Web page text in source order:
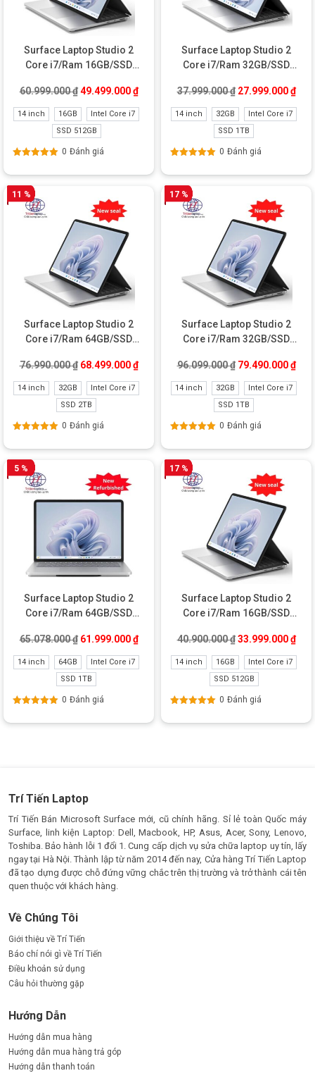
Surface Laptop Studio 2
Core i7/Ram 16GB/SSD
60.999.000₫ Giá gốc là: 60.999.000 ₫.
49.499.000₫Giá hiện tại là: 49.499.000 ₫.
14 inch 16GB
Intel Core i7
SSD 512GB
0 Đánh giá
Surface Laptop Studio 2
Core i7/Ram 32GB/SSD
37.999.000₫ Giá gốc là:
27.999.000₫Giá
14 inch 32GB
Intel Core i7
SSD 1TB
0 Đánh giá
11 %
Surface Laptop Studio 2
Core i7/Ram 64GB/SSD
76.990.000₫ Giá gốc là: 76.990.000 ₫.
68.499.000₫Giá hiện tại là: 68.499.000 ₫.
14 inch 32GB
Intel Core i7
SSD 2TB
0 Đánh giá
17 %
Surface Laptop Studio 2
Core i7/Ram 32GB/SSD
96.099.000₫ Giá gốc là:
79.490.000₫Giá
14 inch 32GB
Intel Core i7
SSD 1TB
0 Đánh giá
5 %
Surface Laptop Studio 2
Core i7/Ram 64GB/SSD
Refurbished
65.078.000₫ Giá gốc là: 65.078.000 ₫.
61.999.000₫Giá hiện tại là: 61.999.000 ₫.
14 inch 64GB
Intel Core i7
SSD 1TB
0 Đánh giá
17 %
Surface Laptop Studio 2
Core i7/Ram 16GB/SSD
40.900.000₫ Giá gốc là:
33.999.000₫Giá
14 inch 16GB
Intel Core i7
SSD 512GB
0 Đánh giá
Trí Tiến Laptop
Trí Tiến Bán Microsoft Surface mới, cũ chính hãng. Sỉ lẻ toàn Quốc máy
Surface, linh kiện Laptop: Dell, Macbook, HP, Asus, Acer, Sony, Lenovo,
Toshiba. Bảo hành lỗi 1 đổi 1. Cung cấp dịch vụ sửa chữa laptop uy tín, lấy
ngay tại Hà Nội. Thành lập từ năm 2014 đến nay, Cửa hàng Trí Tiến Laptop
đã tạo dựng được chỗ đứng vững chắc trên thị trường và trở thành cái tên
quen thuộc với khách hàng.
Về Chúng Tôi
Giới thiệu về Trí Tiến
Báo chí nói gì về Trí Tiến
Điều khoản sử dụng
Câu hỏi thường gặp
Hướng Dẫn
Hướng dẫn mua hàng
Hướng dẫn mua hàng trả góp
Hướng dẫn thanh toán